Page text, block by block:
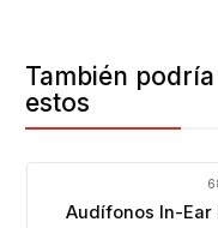
También
estos
Audífonos In-Ear